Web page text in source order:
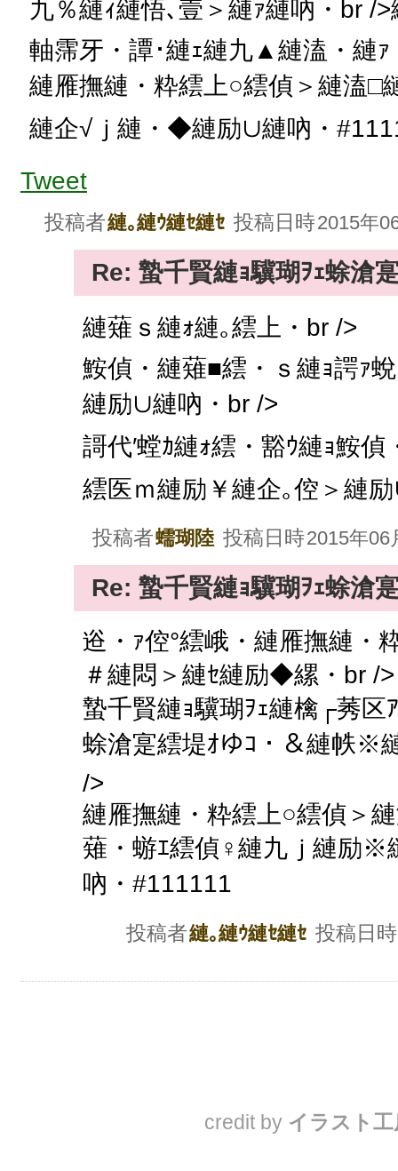
九％縺ｨ縺悟､壹＞縺ｧ縺吶・br /
軸霈牙・譚･縺ｪ縺九▲縺溘・縺ｧ
縺雁撫縺・粋繧上○繧偵＞縺溘□
縺企√ｊ縺・◆縺励∪縺吶・
Tweet
投稿者縺｡縺ｳ縺ｾ縺ｾ 投稿日時2015年
Re: 蟄千賢縺ｮ驥瑚ｦｪ蜍滄
縺薙ｓ縺ｫ縺｡繧上・br />
鮟偵・縺薙■繧・ｓ縺ｮ諤ｧ
縺励∪縺吶・br />
謌代′螳ｶ縺ｫ繧・豁ｳ縺ｮ鮟偵
繧医ｍ縺励￥縺企｡倥＞縺
投稿者蠕瑚陸 投稿日時2015年06
Re: 蟄千賢縺ｮ驥瑚ｦｪ蜍滄
逧・ｧ倥°繧峨・縺雁撫縺
＃縺悶＞縺ｾ縺励◆縲・br />
蟄千賢縺ｮ驥瑚ｦｪ縺檎┌莠
蜍滄寔繧堤ｵゆｺ・＆縺帙※
/>
縺雁撫縺・粋繧上○繧偵＞
薙・蝣ｴ繧偵♀縺九ｊ縺励※
吶・#111111
投稿者縺｡縺ｳ縺ｾ縺ｾ 投稿日時
credit by イラスト工